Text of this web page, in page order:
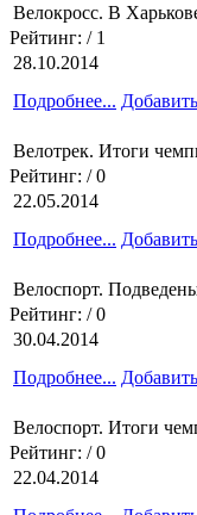
Велокросс. В
Рейтинг: / 1
28.10.2014
Подробнее...
Велотрек. Итоги
Рейтинг: / 0
22.05.2014
Подробнее...
Велоспорт.
Рейтинг: / 0
30.04.2014
Подробнее...
Велоспорт. Итоги
Рейтинг: / 0
22.04.2014